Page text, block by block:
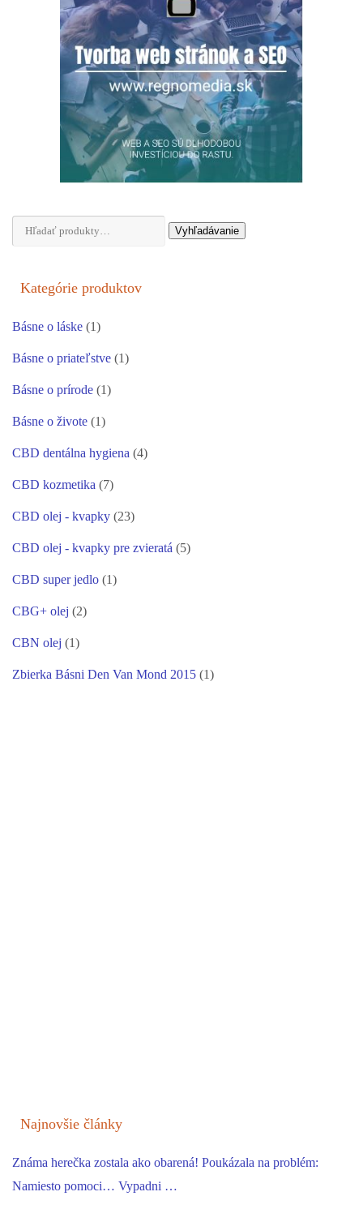
Hľadať: Vyhľadávanie
Kategórie produktov
Básne o láske (1)
Básne o priateľstve (1)
Básne o prírode (1)
Básne o živote (1)
CBD dentálna hygiena (4)
CBD kozmetika (7)
CBD olej - kvapky (23)
CBD olej - kvapky pre zvieratá (5)
CBD super jedlo (1)
CBG+ olej (2)
CBN olej (1)
Zbierka Básni Den Van Mond 2015 (1)
Najnovšie články
Známa herečka zostala ako obarená! Poukázala na problém:
Namiesto pomoci… Vypadni …